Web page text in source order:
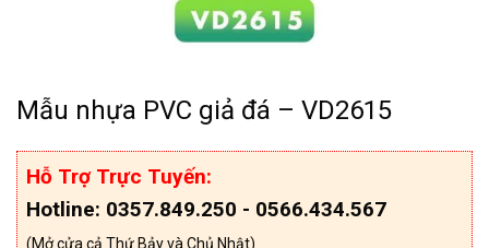
Mẫu nhựa PVC giả đá – VD2615
Hỗ Trợ Trực Tuyến:
Hotline: 0357.849.250 - 0566.434.567
(Mở cửa cả Thứ Bảy và Chủ Nhật)